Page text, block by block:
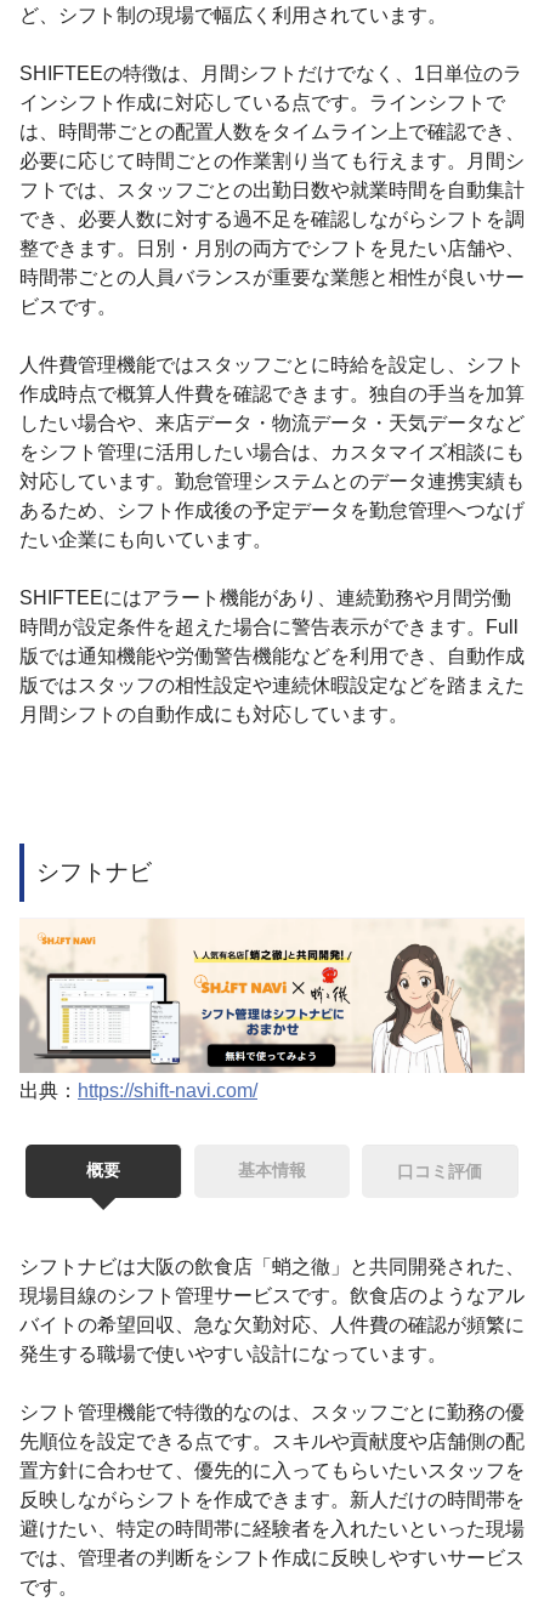
ど、シフト制の現場で幅広く利用されています。
SHIFTEEの特徴は、月間シフトだけでなく、1日単位のラ
インシフト作成に対応している点です。ラインシフトで
は、時間帯ごとの配置人数をタイムライン上で確認でき、
必要に応じて時間ごとの作業割り当ても行えます。月間シ
フトでは、スタッフごとの出勤日数や就業時間を自動集計
でき、必要人数に対する過不足を確認しながらシフトを調
整できます。日別・月別の両方でシフトを見たい店舗や、
時間帯ごとの人員バランスが重要な業態と相性が良いサー
ビスです。
人件費管理機能ではスタッフごとに時給を設定し、シフト
作成時点で概算人件費を確認できます。独自の手当を加算
したい場合や、来店データ・物流データ・天気データなど
をシフト管理に活用したい場合は、カスタマイズ相談にも
対応しています。勤怠管理システムとのデータ連携実績も
あるため、シフト作成後の予定データを勤怠管理へつなげ
たい企業にも向いています。
SHIFTEEにはアラート機能があり、連続勤務や月間労働
時間が設定条件を超えた場合に警告表示ができます。Full
版では通知機能や労働警告機能などを利用でき、自動作成
版ではスタッフの相性設定や連続休暇設定などを踏まえた
月間シフトの自動作成にも対応しています。
シフトナビ
出典： https://shift-navi.com/
概要 基本情報 口コミ評価
シフトナビは大阪の飲食店「蛸之徹」と共同開発された、
現場目線のシフト管理サービスです。飲食店のようなアル
バイトの希望回収、急な欠勤対応、人件費の確認が頻繁に
発生する職場で使いやすい設計になっています。
シフト管理機能で特徴的なのは、スタッフごとに勤務の優
先順位を設定できる点です。スキルや貢献度や店舗側の配
置方針に合わせて、優先的に入ってもらいたいスタッフを
反映しながらシフトを作成できます。新人だけの時間帯を
避けたい、特定の時間帯に経験者を入れたいといった現場
では、管理者の判断をシフト作成に反映しやすいサービス
です。